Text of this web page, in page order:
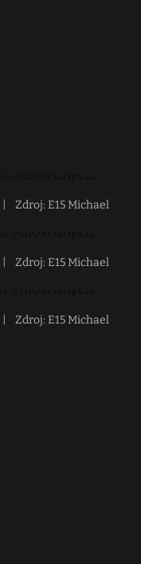
Zdroj: E15 Michael
Zdroj: E15 Michael
Zdroj: E15 Michael